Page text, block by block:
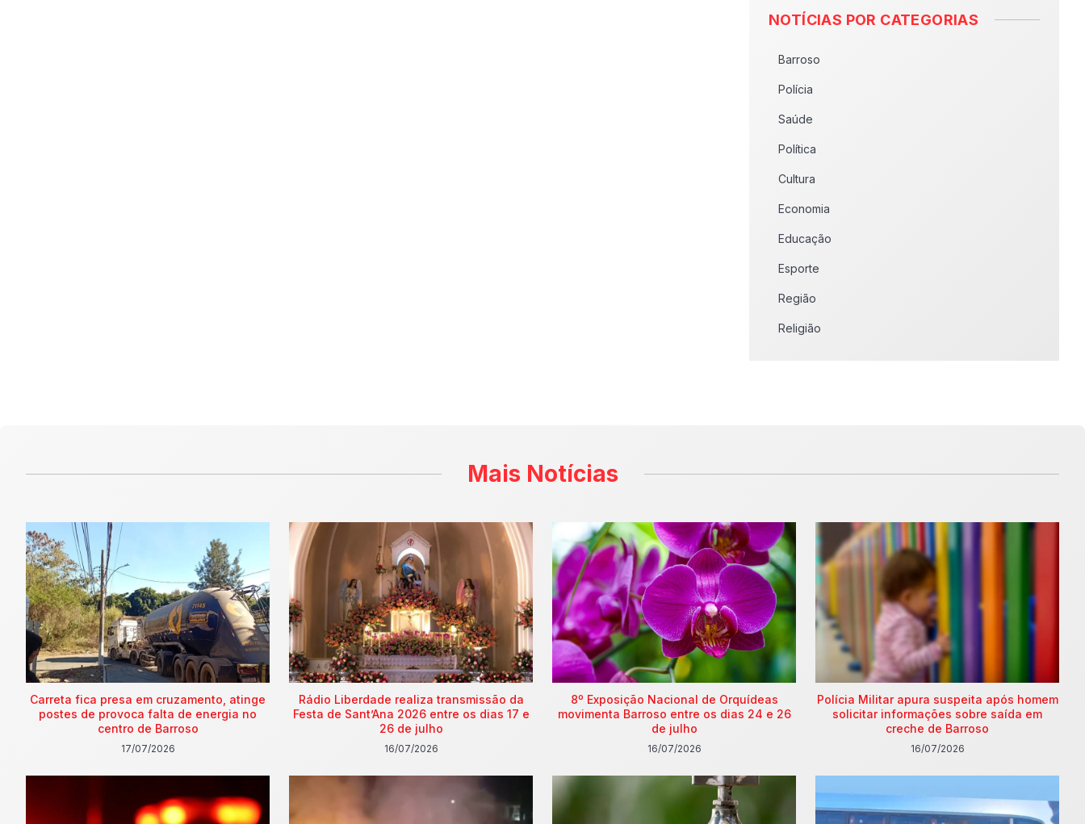
NOTÍCIAS POR CATEGORIAS
Barroso
Polícia
Saúde
Política
Cultura
Economia
Educação
Esporte
Região
Religião
Mais Notícias
Carreta fica presa em cruzamento, atinge
postes de provoca falta de energia no
centro de Barroso
17/07/2026
Rádio Liberdade realiza transmissão da
Festa de Sant’Ana 2026 entre os dias 17 e
26 de julho
16/07/2026
8º Exposição Nacional de Orquídeas
movimenta Barroso entre os dias 24 e 26
de julho
16/07/2026
Polícia Militar apura suspeita após homem
solicitar informações sobre saída em
creche de Barroso
16/07/2026